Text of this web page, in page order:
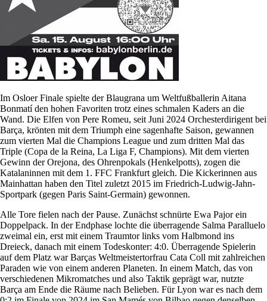
Im Osloer Finale spielte der Blaugrana um Weltfußballerin Aitana
Bonmatí den hohen Favoriten trotz eines schmalen Kaders an die
Wand. Die Elfen von Pere Romeu, seit Juni 2024 Orchesterdirigent bei
Barça, krönten mit dem Triumph eine sagenhafte Saison, gewannen
zum vierten Mal die Champions League und zum dritten Mal das
Triple (Copa de la Reina, La Liga F, Champions). Mit dem vierten
Gewinn der Orejona, des Ohrenpokals (Henkelpotts), zogen die
Katalaninnen mit dem 1. FFC Frankfurt gleich. Die Kickerinnen aus
Mainhattan haben den Titel zuletzt 2015 im Friedrich-Ludwig-Jahn-
Sportpark (gegen Paris Saint-Germain) gewonnen.
Alle Tore fielen nach der Pause. Zunächst schnürte Ewa Pajor ein
Doppelpack. In der Endphase lochte die überragende Salma Paralluelo
zweimal ein, erst mit einem Traumtor links vom Halbmond ins
Dreieck, danach mit einem Todeskonter: 4:0. Überragende Spielerin
auf dem Platz war Barças Weltmeistertorfrau Cata Coll mit zahlreichen
Paraden wie von einem anderen Planeten. In einem Match, das von
verschiedenen Mikromatches und also Taktik geprägt war, nutzte
Barça am Ende die Räume nach Belieben. Für Lyon war es nach dem